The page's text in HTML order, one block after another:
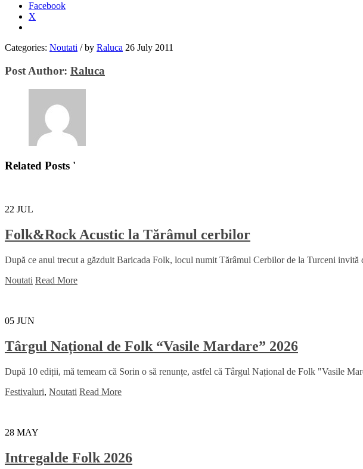
Facebook
X
Categories: Noutati /by Raluca 26 July 2011
Post Author: Raluca
Related Posts '
22 JUL
Folk&Rock Acustic la Tărâmul cerbilor
După ce anul trecut a găzduit Baricada Folk, locul numit Tărâmul Cerbilor de la Turceni
Noutati Read More
05 JUN
Târgul Național de Folk “Vasile Mardare” 2026
După 10 ediții, mă temeam că Sorin o să renunțe, astfel că Târgul Național de Folk "Vasile
Festivaluri, Noutati Read More
28 MAY
Intregalde Folk 2026